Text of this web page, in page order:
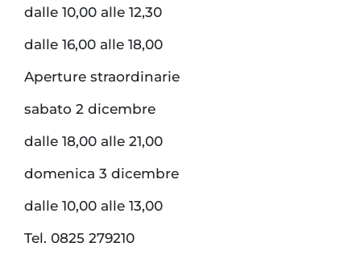
dalle 10,00 alle 12,30
dalle 16,00 alle 18,00
Aperture straordinarie
sabato 2 dicembre
dalle 18,00 alle 21,00
domenica 3 dicembre
dalle 10,00 alle 13,00
Tel. 0825 279210